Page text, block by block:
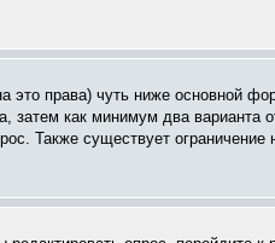
это права) чуть ниже основной
как минимум два варианта
Также существует ограничение